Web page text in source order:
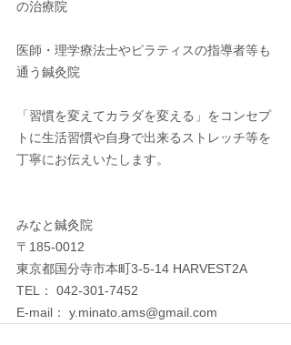
の治療院
医師・理学療法士やピラティスの指導者等も
通う鍼灸院
「習慣を変えてカラダを変える」をコンセプ
トに生活習慣や自身で出来るストレッチ等を
丁寧にお伝えいたします。
みなと鍼灸院
〒185-0012
東京都国分寺市本町3-5-14 HARVEST2A
TEL： 042-301-7452
E-mail： y.minato.ams@gmail.com